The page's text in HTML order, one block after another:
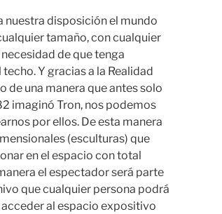
nuestra disposición el mundo
tamaño, con cualquier
de que tenga
Y gracias a la Realidad
de una manera que antes solo
imaginó Tron, nos podemos
por ellos. De esta manera
(esculturas) que
en el espacio con total
el espectador será parte
que cualquier persona podrá
al espacio expositivo